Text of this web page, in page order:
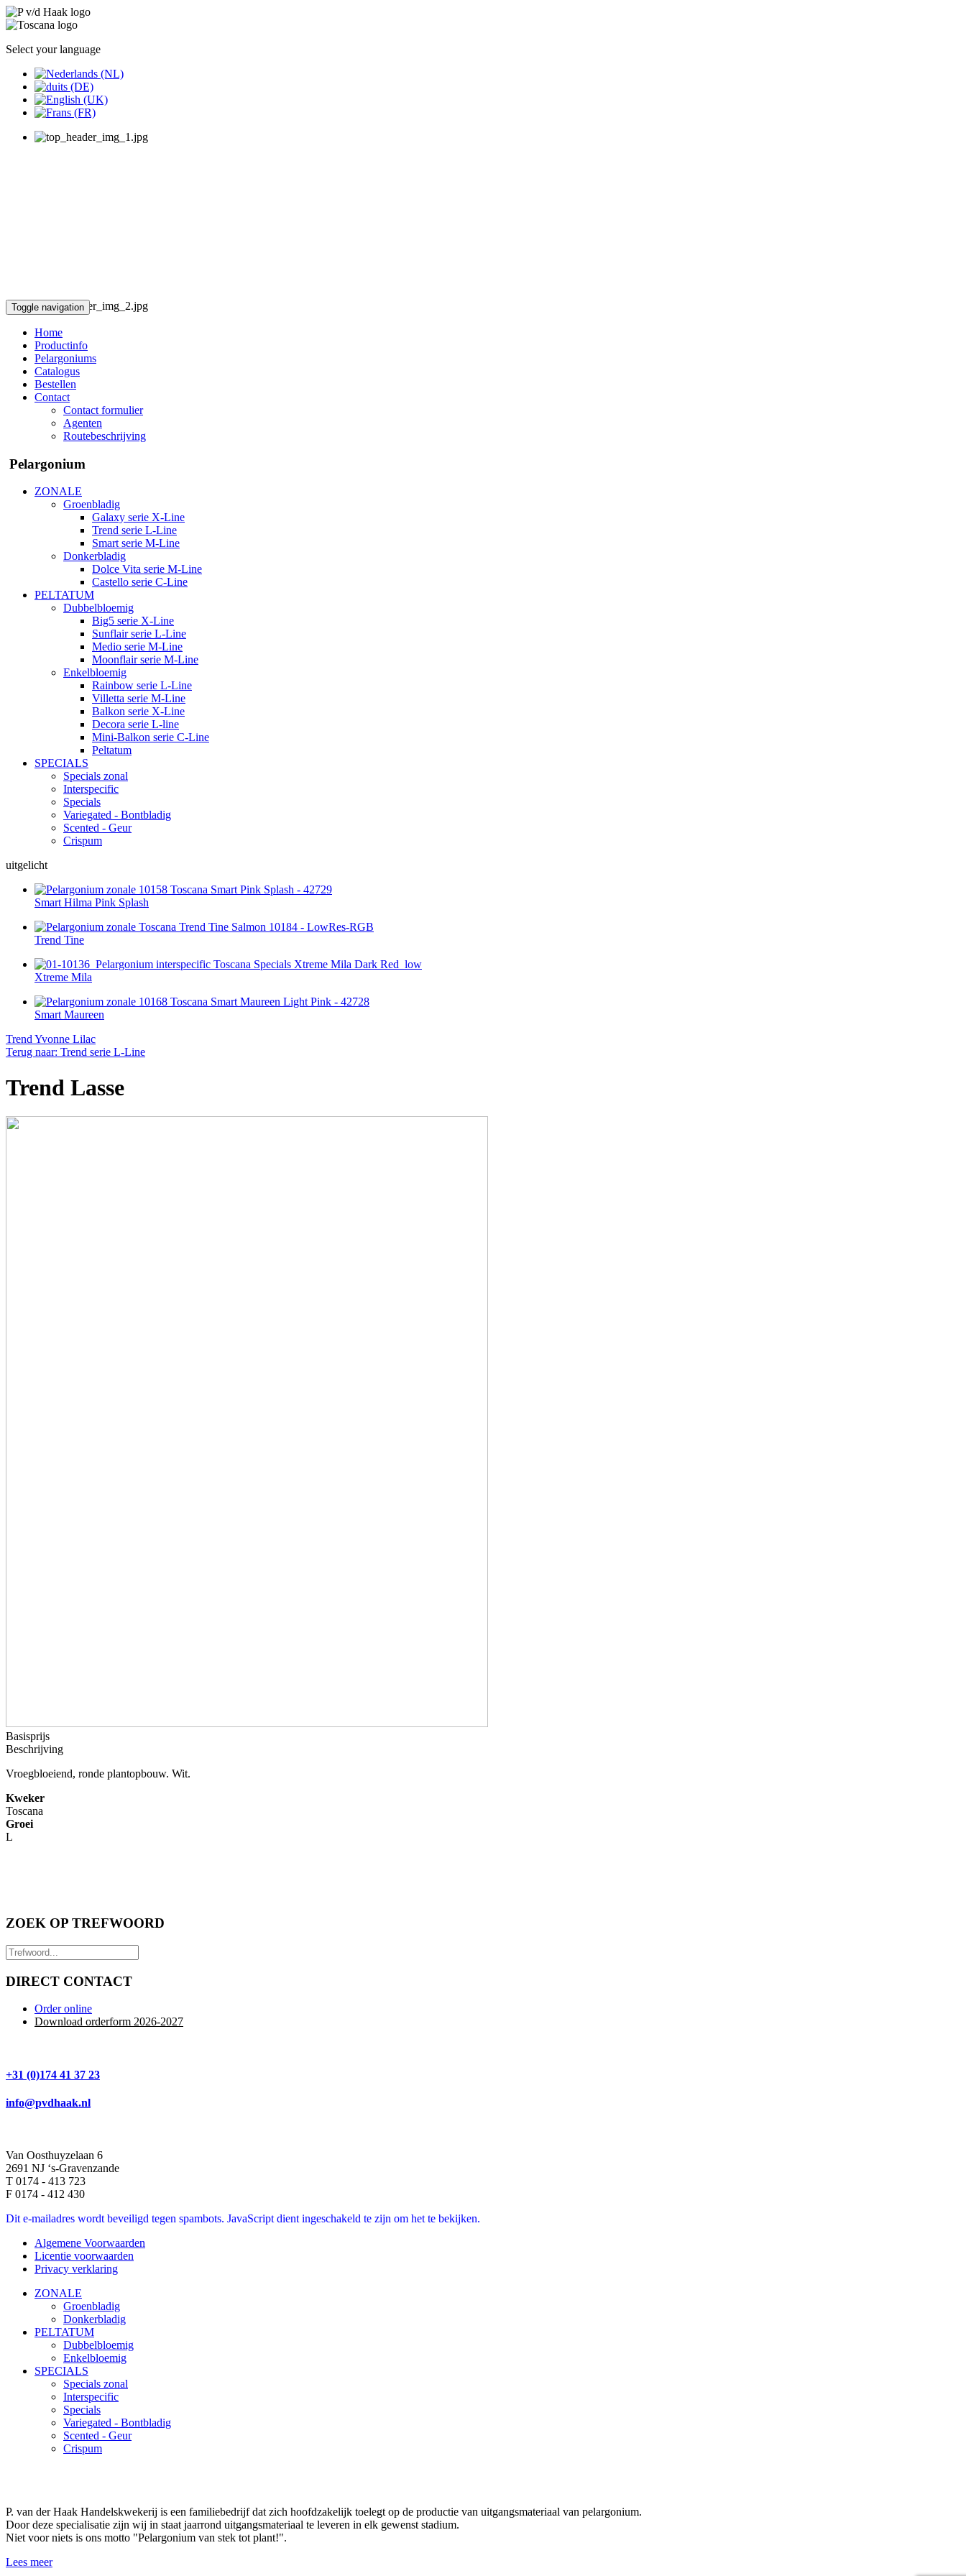
Select your language
Toggle navigation
Home
Productinfo
Pelargoniums
Catalogus
Bestellen
Contact
Contact formulier
Agenten
Routebeschrijving
Pelargonium
ZONALE
Groenbladig
Galaxy serie X-Line
Trend serie L-Line
Smart serie M-Line
Donkerbladig
Dolce Vita serie M-Line
Castello serie C-Line
PELTATUM
Dubbelbloemig
Big5 serie X-Line
Sunflair serie L-Line
Medio serie M-Line
Moonflair serie M-Line
Enkelbloemig
Rainbow serie L-Line
Villetta serie M-Line
Balkon serie X-Line
Decora serie L-line
Mini-Balkon serie C-Line
Peltatum
SPECIALS
Specials zonal
Interspecific
Specials
Variegated - Bontbladig
Scented - Geur
Crispum
uitgelicht
Smart Hilma Pink Splash
Trend Tine
Xtreme Mila
Smart Maureen
Trend Yvonne Lilac
Terug naar: Trend serie L-Line
Trend Lasse
Basisprijs
Beschrijving
Vroegbloeiend, ronde plantopbouw. Wit.
Kweker
Toscana
Groei
L
ZOEK OP TREFWOORD
DIRECT CONTACT
Order online
Download orderform 2026-2027
+31 (0)174 41 37 23
info@pvdhaak.nl
Van Oosthuyzelaan 6
2691 NJ ‘s-Gravenzande
T 0174 - 413 723
F 0174 - 412 430
Dit e-mailadres wordt beveiligd tegen spambots. JavaScript dient ingeschakeld te zijn om het te bekijken.
Algemene Voorwaarden
Licentie voorwaarden
Privacy verklaring
ZONALE
Groenbladig
Donkerbladig
PELTATUM
Dubbelbloemig
Enkelbloemig
SPECIALS
Specials zonal
Interspecific
Specials
Variegated - Bontbladig
Scented - Geur
Crispum
P. van der Haak Handelskwekerij is een familiebedrijf dat zich hoofdzakelijk toelegt op de productie van uitgangsmateriaal van pelargonium.
Door deze specialisatie zijn wij in staat jaarrond uitgangsmateriaal te leveren in elk gewenst stadium.
Niet voor niets is ons motto "Pelargonium van stek tot plant!".
Lees meer